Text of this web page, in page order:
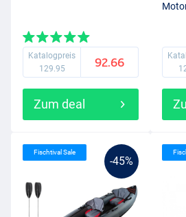
Katalogpreis
129.95
92.66
Zum deal
-45%
Fischtival Sale